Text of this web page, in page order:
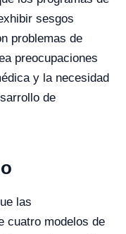
sesgos
problemas de
preocupaciones
y la necesidad
de
las
cuatro modelos de